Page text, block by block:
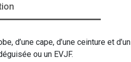
d’une cape, d’une ceinture et
ou un EVJF.